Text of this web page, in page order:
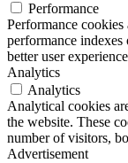
Performance
Performance cookies
performance
better user
Analytics
Analytics
Analytical cookies
the website. These
number of visitors,
Advertisement